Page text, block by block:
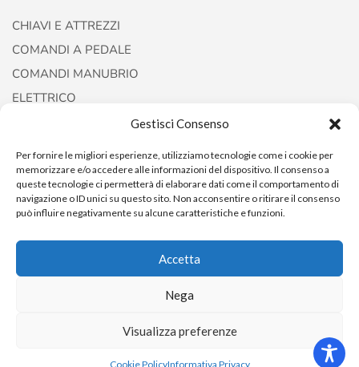
Gestisci Consenso
Per fornire le migliori esperienze, utilizziamo tecnologie come i cookie per
memorizzare e/o accedere alle informazioni del dispositivo. Il consenso a
queste tecnologie ci permetterà di elaborare dati come il comportamento di
navigazione o ID unici su questo sito. Non acconsentire o ritirare il consenso
può influire negativamente su alcune caratteristiche e funzioni.
Accetta
Nega
Visualizza preferenze
Cookie PolicyInformativa Privacy
0
CHIAVI E ATTREZZI
COMANDI A PEDALE
COMANDI MANUBRIO
ELETTRICO
FORCELLE E AMMORTIZZATORI
Copyright © 2022AccessoriCustom